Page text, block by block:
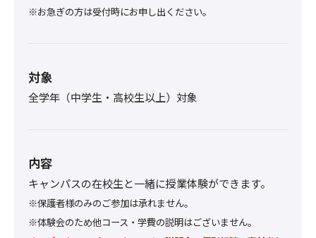
※お急ぎの方は受付時にお申し出ください。
対象
全学年（中学生・高校生以上）対象
内容
キャンパスの在校生と一緒に授業体験ができます。
※保護者様のみのご参加は承れません。
※体験会のため他コース・学費の説明はございません。